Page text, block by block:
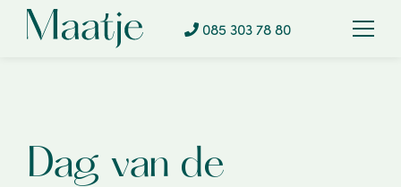
085 303 78 80
Dag van de